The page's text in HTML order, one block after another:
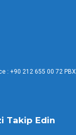
: +90 212 655 00 72 PBX
Takip Edin